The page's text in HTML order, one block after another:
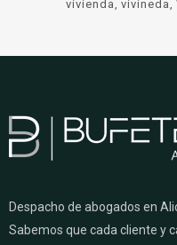
vivienda vivineda
Despacho de abogados en
Sabemos que cada cliente y